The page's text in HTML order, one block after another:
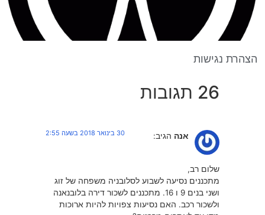
הצהרת נגישות
26 תגובות
אנה הגיב: 30 בינואר 2018 בשעה 2:55
שלום רב,
מתכננים נסיעה לשבוע לסלובניה משפחה של זוג
ושני בנים 9 ו 16. מתכננים לשכור דירה בלובנאנה
ולשכור רכב. האם נסיעות צפויות להיות ארוכות